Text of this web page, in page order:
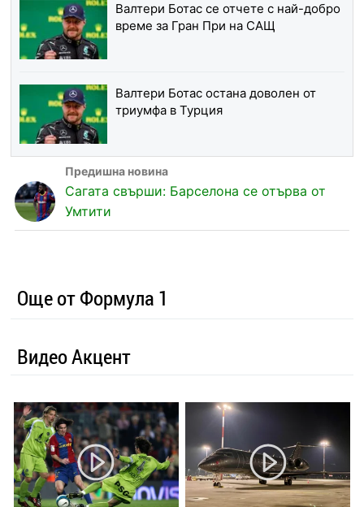
Валтери Ботас се отчете с най-добро
време за Гран При на САЩ
Валтери Ботас остана доволен от
триумфа в Турция
Сагата свърши: Барселона се отърва от
Умтити
Още от Формула 1
Видео Акцент